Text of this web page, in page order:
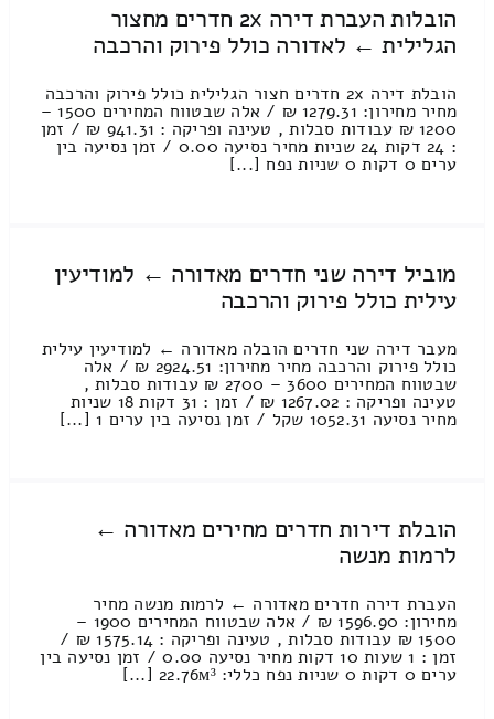
הובלות העברת דירה 2x חדרים מחצור
הגלילית ← לאדורה כולל פירוק והרכבה
הובלת דירה 2x חדרים חצור הגלילית כולל פירוק והרכבה
מחיר מחירון: 1279.31 ₪ / אלה שבטווח המחירים 1500 –
1200 ₪ עבודות סבלות , טעינה ופריקה : 941.31 ₪ / זמן
: 24 דקות 24 שניות מחיר נסיעה 0.00 / זמן נסיעה בין
ערים 0 דקות 0 שניות נפח [...]
מוביל דירה שני חדרים מאדורה ← למודיעין
עילית כולל פירוק והרכבה
מעבר דירה שני חדרים הובלה מאדורה ← למודיעין עילית
כולל פירוק והרכבה מחיר מחירון: 2924.51 ₪ / אלה
שבטווח המחירים 3600 – 2700 ₪ עבודות סבלות ,
טעינה ופריקה : 1267.02 ₪ / זמן : 31 דקות 18 שניות
מחיר נסיעה 1052.31 שקל / זמן נסיעה בין ערים 1 [...]
הובלת דירות חדרים מחירים מאדורה ←
לרמות מנשה
העברת דירה חדרים מאדורה ← לרמות מנשה מחיר
מחירון: 1596.90 ₪ / אלה שבטווח המחירים 1900 –
1500 ₪ עבודות סבלות , טעינה ופריקה : 1575.14 ₪ /
זמן : 1 שעות 10 דקות מחיר נסיעה 0.00 / זמן נסיעה בין
ערים 0 דקות 0 שניות נפח כללי: 22.76м³ [...]